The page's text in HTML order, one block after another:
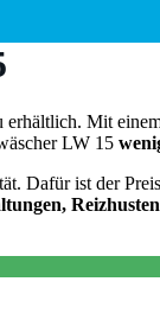
erhältlich. Mit
LW 15
Dafür ist der